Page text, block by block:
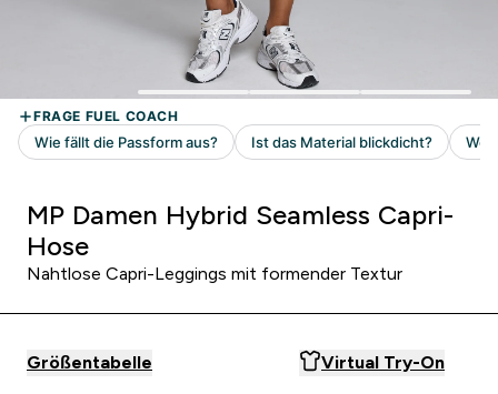
MP Damen Hybrid Seamless Capri-
Hose
Nahtlose Capri-Leggings mit formender Textur
Größentabelle Virtual Try-On